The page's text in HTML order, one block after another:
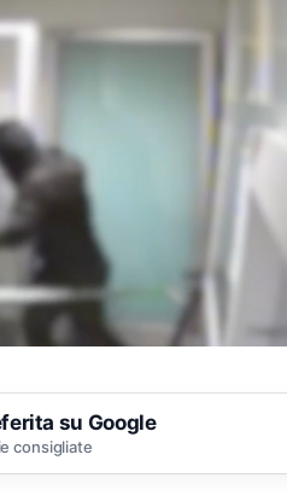
su Google
consigliate